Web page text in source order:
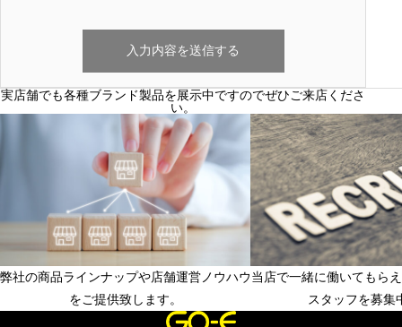
実店舗でも各種ブランド製品を展示中ですのでぜひご来店くださ
い。
フランチャイズ店舗募集中
弊社の商品ラインナップや店舗運営ノウハウ
をご提供致します。
店長候補、店舗スタッ
当店で一緒に働いてもら
スタッフを募集